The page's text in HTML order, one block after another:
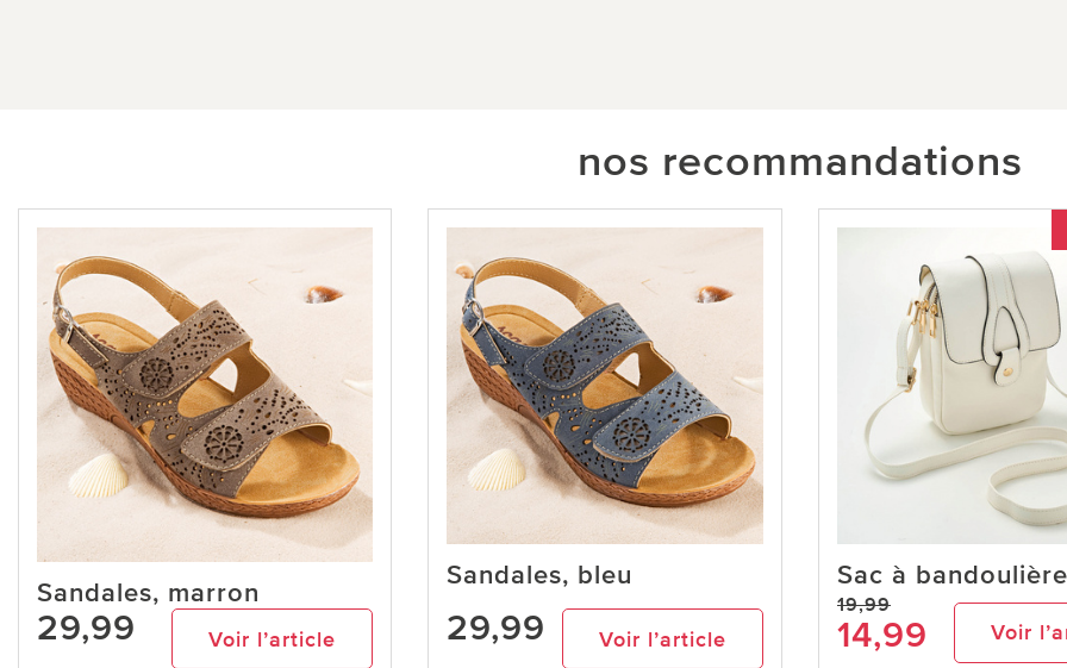
nos recommandations
Sandales, marron
29,99 Voir l’article
Sandales, bleu
29,99 Voir l’article
Sac à
19,99
14,99 Voir